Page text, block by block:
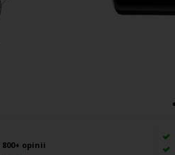
800+ opinii